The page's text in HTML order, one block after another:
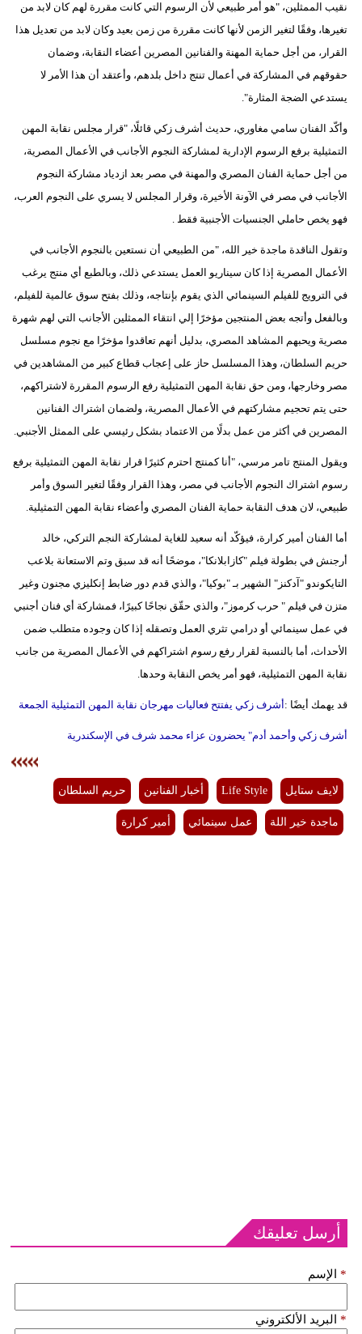
نقيب الممثلين، "هو أمر طبيعي لأن الرسوم التي كانت مقررة لهم كان لابد من
تغيرها، وفقًا لتغير الزمن لأنها كانت مقررة من زمن بعيد وكان لابد من تعديل هذا
القرار، من أجل حماية المهنة والفنانين المصرين أعضاء النقابة، وضمان
حقوقهم في المشاركة في أعمال تنتج داخل بلدهم، وأعتقد أن هذا الأمر لا
يستدعي الضجة المثارة".
وأكّد الفنان سامي مغاوري، حديث أشرف زكي قائلًا، "قرار مجلس نقابة المهن
التمثيلية برفع الرسوم الإدارية لمشاركة النجوم الأجانب في الأعمال المصرية،
من أجل حماية الفنان المصري والمهنة في مصر بعد ازدياد مشاركة النجوم
الأجانب في مصر في الآونة الأخيرة، وقرار المجلس لا يسري على النجوم العرب،
فهو يخص حاملي الجنسيات الأجنبية فقط .
وتقول الناقدة ماجدة خير الله، "من الطبيعي أن نستعين بالنجوم الأجانب في
الأعمال المصرية إذا كان سيناريو العمل يستدعي ذلك، وبالطبع أي منتج يرغب
في الترويج للفيلم السينمائي الذي يقوم بإنتاجه، وذلك بفتح سوق عالمية للفيلم،
وبالفعل وأتجه بعض المنتجين مؤخرًا إلي انتقاء الممثلين الأجانب التي لهم شهرة
مصرية ويحبهم المشاهد المصري، بدليل أنهم تعاقدوا مؤخرًا مع نجوم مسلسل
حريم السلطان، وهذا المسلسل حاز على إعجاب قطاع كبير من المشاهدين في
مصر وخارجها، ومن حق نقابة المهن التمثيلية رفع الرسوم المقررة لاشتراكهم،
حتى يتم تحجيم مشاركتهم في الأعمال المصرية، ولضمان اشتراك الفنانين
المصرين في أكثر من عمل بدلًا من الاعتماد بشكل رئيسي على الممثل الأجنبي.
ويقول المنتج تامر مرسي، "أنا كمنتج احترم كثيرًا قرار نقابة المهن التمثيلية برفع
رسوم اشتراك النجوم الأجانب في مصر، وهذا القرار وفقًا لتغير السوق وأمر
طبيعي، لان هدف النقابة حماية الفنان المصري وأعضاء نقابة المهن التمثيلية.
أما الفنان أمير كرارة، فيؤكّد أنه سعيد للغاية لمشاركة النجم التركي، خالد
أرجنش في بطولة فيلم "كازابلانكا"، موضحًا أنه قد سبق وتم الاستعانة بلاعب
التايكوندو "آدكنز" الشهير بـ "بوكيا"، والذي قدم دور ضابط إنكليزي مجنون وغير
متزن في فيلم " حرب كرموز"، والذي حقّق نجاحًا كبيرًا، فمشاركة أي فنان أجنبي
في عمل سينمائي أو درامي تثري العمل وتصقله إذا كان وجوده متطلب ضمن
الأحداث، أما بالنسبة لقرار رفع رسوم اشتراكهم في الأعمال المصرية من جانب
نقابة المهن التمثيلية، فهو أمر يخص النقابة وحدها.
قد يهمك أيضًا :أشرف زكي يفتتح فعاليات مهرجان نقابة المهن التمثيلية الجمعة
أشرف زكي وأحمد أدم" يحضرون عزاء محمد شرف في الإسكندرية
لايف ستايل Life Style أخبار الفنانين حريم السلطان
ماجدة خير اللة عمل سينمائي أمير كرارة
أرسل تعليقك
الإسم *
البريد الألكتروني *